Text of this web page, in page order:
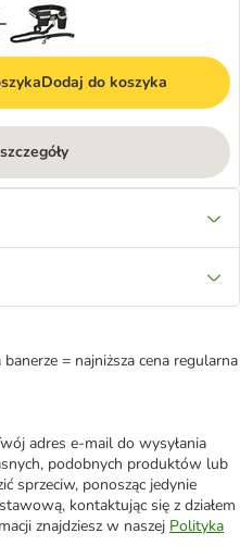
Dodaj do koszyka
= najniższa cena regularna
adres e-mail do wysyłania
podobnych produktów lub
sprzeciw, ponosząc jedynie
kontaktując się z działem
znajdziesz w naszej Polityka